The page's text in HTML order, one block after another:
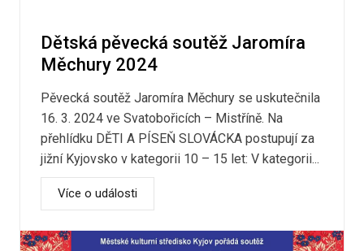
Dětská pěvecká soutěž Jaromíra
Měchury 2024
Pěvecká soutěž Jaromíra Měchury se uskutečnila
16. 3. 2024 ve Svatobořicích – Mistříně. Na
přehlídku DĚTI A PÍSEŇ SLOVÁCKA postupují za
jižní Kyjovsko v kategorii 10 – 15 let: V kategorii...
Více o události